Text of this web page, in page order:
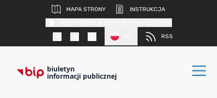
MAPA STRONY
INSTRUKCJA
RSS
biuletyn
informacji publicznej